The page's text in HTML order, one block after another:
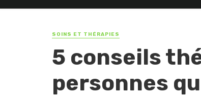
SOINS ET THÉRAPIES
5 conseils
personnes